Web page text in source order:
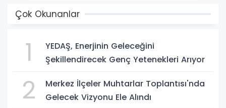
Çok Okunanlar
1
YEDAŞ, Enerjinin Geleceğini
Şekillendirecek Genç Yetenekleri Arıyor
2
Merkez İlçeler Muhtarlar Toplantısı'nda
Gelecek Vizyonu Ele Alındı